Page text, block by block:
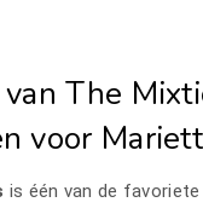
The
voor
is één van de favoriete